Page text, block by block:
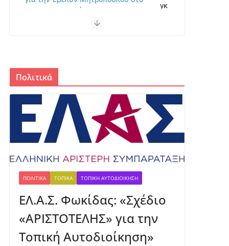
γκ
ο
με
τά
λλ
ιο
γι
Έβ
Πολιτικά
ΠΟΛΙΤΙΚΆ ΤΟΠΙΚΆ ΤΟΠΙΚΉ ΑΥΤΟΔΙΟΊΚΗΣΗ
ΕΛ.Α.Σ. Φωκίδας: «Σχέδιο
«ΑΡΙΣΤΟΤΕΛΗΣ» για την
Τοπική Αυτοδιοίκηση»